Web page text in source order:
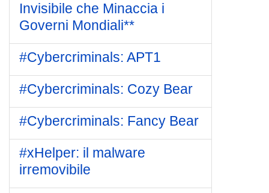
Invisibile che Minaccia i
Governi Mondiali**
#Cybercriminals: APT1
#Cybercriminals: Cozy Bear
#Cybercriminals: Fancy Bear
#xHelper: il malware
irremovibile